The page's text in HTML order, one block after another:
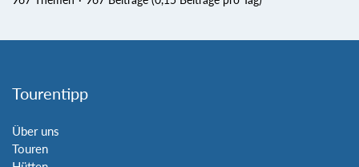
Tourentipp
Über uns
Touren